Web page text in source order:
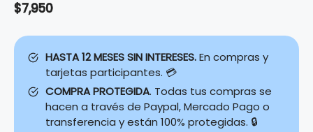
$7,950
HASTA 12 MESES SIN INTERESES.En compras y
tarjetas participantes. 💳
COMPRA PROTEGIDA. Todas tus compras se
hacen a través de Paypal, Mercado Pago o
transferencia y están 100% protegidas. 🔒